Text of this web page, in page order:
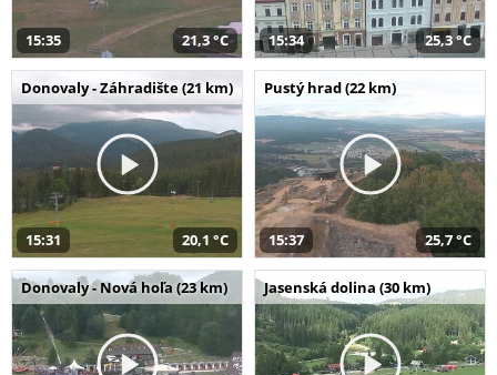
15:35 21,3 °C 15:34 25,3 °C
Donovaly - Záhradište (21 km)
15:31 20,1 °C
Pustý hrad (22 km)
15:37 25,7 °C
Donovaly - Nová hoľa (23 km) Jasenská dolina (30 km)